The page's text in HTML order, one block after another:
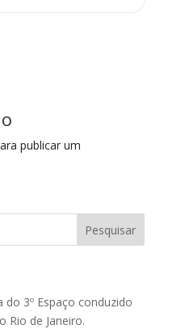
publicar um
3º Espaço conduzido
Rio de Janeiro.